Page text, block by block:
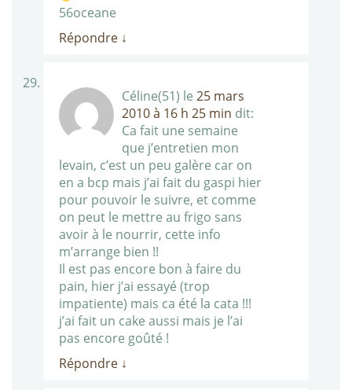
56oceane
Répondre ↓
Céline(51) le 25 mars
2010 à 16 h 25 min dit:
Ca fait une semaine
que j’entretien mon
levain, c’est un peu galère car on
en a bcp mais j’ai fait du gaspi hier
pour pouvoir le suivre, et comme
on peut le mettre au frigo sans
avoir à le nourrir, cette info
m’arrange bien !!
Il est pas encore bon à faire du
pain, hier j’ai essayé (trop
impatiente) mais ca été la cata !!!
j’ai fait un cake aussi mais je l’ai
pas encore goûté !
Répondre ↓